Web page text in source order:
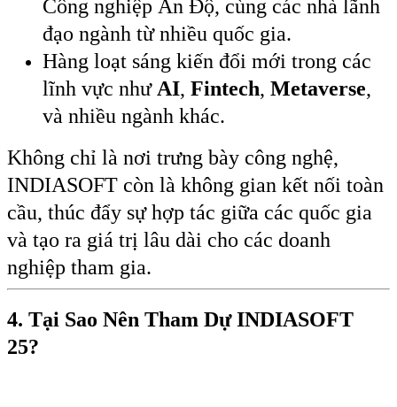
Công nghiệp Ấn Độ, cùng các nhà lãnh
đạo ngành từ nhiều quốc gia.
Hàng loạt sáng kiến đổi mới trong các
lĩnh vực nhưAI, Fintech, Metaverse,
và nhiều ngành khác.
Không chỉ là nơi trưng bày công nghệ,
INDIASOFT còn là không gian kết nối toàn
cầu, thúc đẩy sự hợp tác giữa các quốc gia
và tạo ra giá trị lâu dài cho các doanh
nghiệp tham gia.
4. Tại Sao Nên Tham Dự INDIASOFT
25?